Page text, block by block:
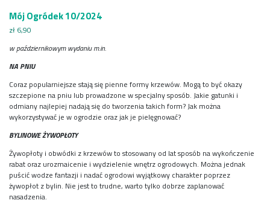
Mój Ogródek 10/2024
zł 6,90
w październikowym wydaniu m.in.
NA PNIU
Coraz popularniejsze stają się pienne formy krzewów. Mogą to być okazy
szczepione na pniu lub prowadzone w specjalny sposób. Jakie gatunki i
odmiany najlepiej nadają się do tworzenia takich form? Jak można
wykorzystywać je w ogrodzie oraz jak je pielęgnować?
BYLINOWE ŻYWOPŁOTY
Żywopłoty i obwódki z krzewów to stosowany od lat sposób na wykończenie
rabat oraz urozmaicenie i wydzielenie wnętrz ogrodowych. Można jednak
puścić wodze fantazji i nadać ogrodowi wyjątkowy charakter poprzez
żywopłot z bylin. Nie jest to trudne, warto tylko dobrze zaplanować
nasadzenia.